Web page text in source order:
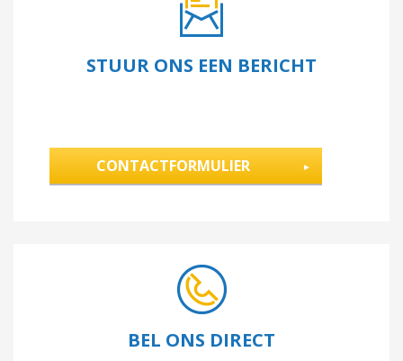
STUUR ONS EEN BERICHT
CONTACTFORMULIER
BEL ONS DIRECT